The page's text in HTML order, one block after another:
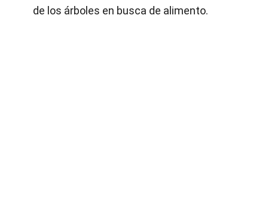
de los árboles en busca de alimento.